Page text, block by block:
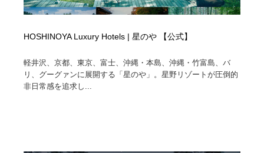
鉛筆画・木炭画・デッサン・クロッキー
グラフィティ・Graffiti・ストリートアート
グラフィティ・Graffiti・ストリートアート
4
GWD スタッフお気に入り
GWD スタッフお気に入り
Drawing Software / お絵かきソフト・アプリ・ブラシ
Drawing Software / お絵かきソフト・アプリ・ブラシ
ニュース・マガジン・メディア・SNS・YouTube
HOSHINOYA Luxury Hotels | 星のや 【公式】
軽井沢、京都、東京、富士、沖縄・本島、沖縄・竹富島、バ
リ、グーグァンに展開する「星のや」。星野リゾートが圧倒的
非日常感を追求し...